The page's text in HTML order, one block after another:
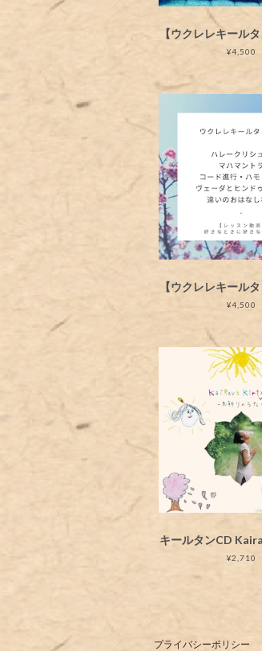
¥4,500
¥4,500
¥2,710
プライバシーポリシー